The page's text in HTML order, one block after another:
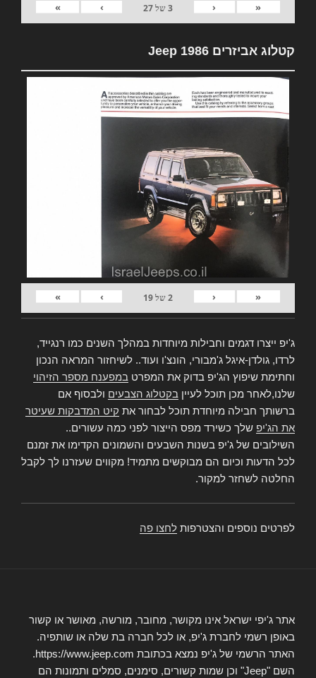
«
‹
3של27
›
»
קטלוג אביזרים Jeep 1986
«
‹
2של19
›
»
ג'יפ ייצרו דגמים וחבילות מיוחדות במהלך השנים כמו רנגייד,
לרדו, גולדן-איגל ג'מבורי, הונצ'ו ועוד.. לשיחזור המראה הנכון
וחתימת שיפוץ הג'יפ בדוק את המפרט במפענח מספר הזיהוי
שלנו,לאחר מכן תוכל לעיין בקטלוג הצבעים ולבסוף אם
ברשותך חבילה מיוחדת תוכל לבחור את קיט המדבקות שעיטר
את הג'יפ שלך כשירד מפס הייצור לפני כמה עשורים..
השילובים של ג'יפ בשנות השבעים והשמונים הקדימו את זמנם
לכל הדעות וכיום הם מבוקשים מתמיד! מקווים שעזרנו לך לקבל
החלטה לשחזר למקור.
לפרטים נוספים והצטרפות לחצו פה
אתר ג'יפי ישראל אינו מקושר, מחובר, מורשה, מאושר או קשור
באופן רשמי לחברת ג'יפ, או לכל חברה בת שלה או שותפיה.
האתר הרשמי של ג'יפ נמצא בכתובת https://www.jeep.com.
השם "Jeep" וכן שמות קשורים, סימנים, סמלים ותמונות הם